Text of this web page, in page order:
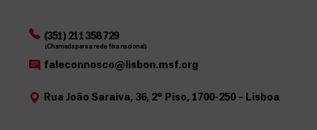
(351) 211 358 729
(Chamada para a rede fixa nacional)
faleconnosco@lisbon.msf.org
Rua João Saraiva, 36, 2º Piso, 1700-250 – Lisboa